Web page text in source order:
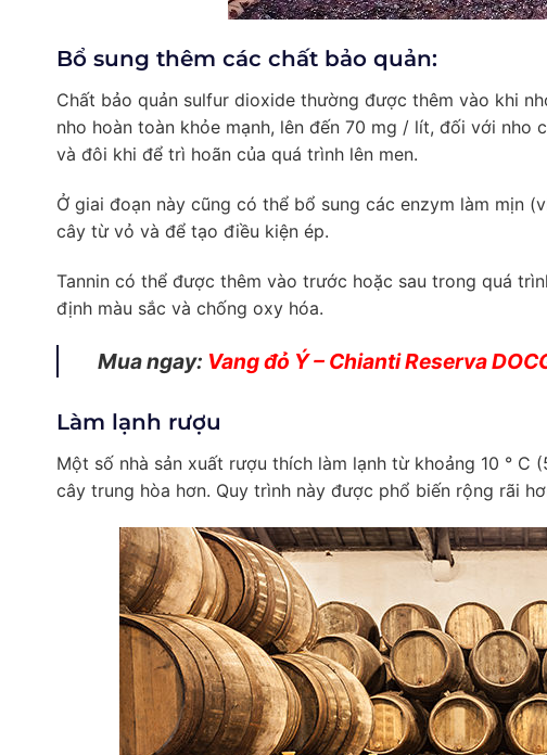
Bổ sung thêm các chất bảo quản:
Chất bảo quản sulfur dioxide thường được thêm vào khi
nho hoàn toàn khỏe mạnh, lên đến 70 mg / lít, đối với
và đôi khi để trì hoãn của quá trình lên men.
Ở giai đoạn này cũng có thể bổ sung các enzym làm mịn
cây từ vỏ và để tạo điều kiện ép.
Tannin có thể được thêm vào trước hoặc sau trong quá
định màu sắc và chống oxy hóa.
Mua ngay: Vang đỏ Ý – Chianti Reserva
Làm lạnh rượu
Một số nhà sản xuất rượu thích làm lạnh từ khoảng 10 ° C
cây trung hòa hơn. Quy trình này được phổ biến rộng rãi